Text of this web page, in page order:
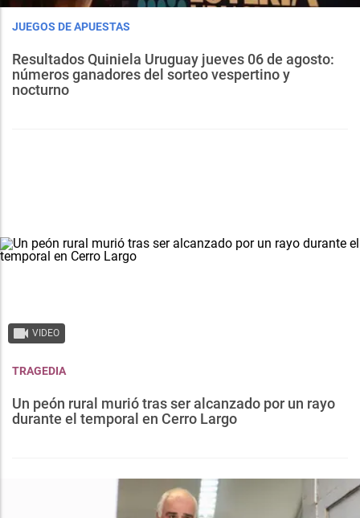
JUEGOS DE APUESTAS
Resultados Quiniela Uruguay jueves 06 de agosto:
números ganadores del sorteo vespertino y
nocturno
VIDEO
TRAGEDIA
Un peón rural murió tras ser alcanzado por un rayo
durante el temporal en Cerro Largo